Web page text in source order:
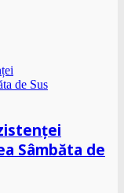
Sâmbăta de